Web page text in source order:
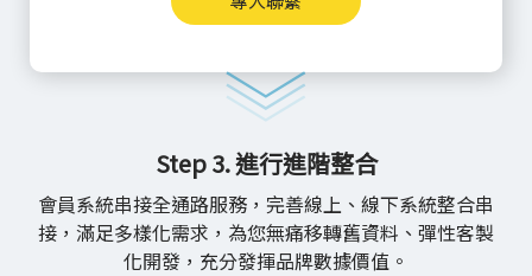
Step 3. 進行進階整合
會員系統串接全通路服務，完善線上、線下系統整合串
接，滿足多樣化需求，為您無痛移轉舊資料、彈性客製
化開發，充分發揮品牌數據價值。